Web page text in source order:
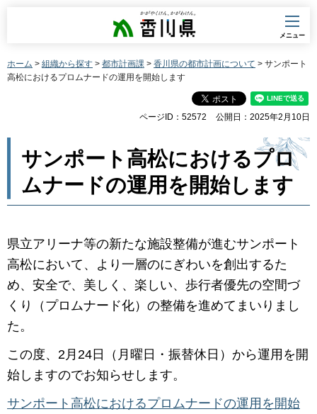
香川県
メニュー
ホーム > 組織から探す > 都市計画課 > 香川県の都市計画について > サンポート
高松におけるプロムナードの運用を開始します
ページID：52572 公開日：2025年2月10日
サンポート高松におけるプロ
ムナードの運用を開始します
県立アリーナ等の新たな施設整備が進むサンポート
高松において、より一層のにぎわいを創出するた
め、安全で、美しく、楽しい、歩行者優先の空間づ
くり（プロムナード化）の整備を進めてまいりまし
た。
この度、2月24日（月曜日・振替休日）から運用を開
始しますのでお知らせします。
サンポート高松におけるプロムナードの運用を開始